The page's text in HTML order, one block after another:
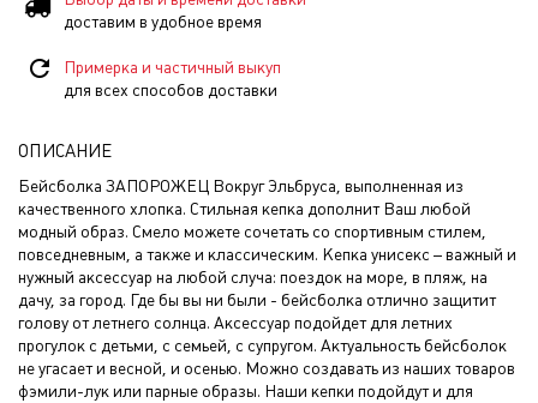
доставим в удобное время
Примерка и частичный выкуп
для всех способов доставки
ОПИСАНИЕ
Бейсболка ЗАПОРОЖЕЦ Вокруг Эльбруса, выполненная из
качественного хлопка. Стильная кепка дополнит Ваш любой
модный образ. Смело можете сочетать со спортивным стилем,
повседневным, а также и классическим. Кепка унисекс – важный и
нужный аксессуар на любой случа: поездок на море, в пляж, на
дачу, за город. Где бы вы ни были - бейсболка отлично защитит
голову от летнего солнца. Аксессуар подойдет для летних
прогулок с детьми, с семьей, с супругом. Актуальность бейсболок
не угасает и весной, и осенью. Можно создавать из наших товаров
фэмили-лук или парные образы. Наши кепки подойдут и для